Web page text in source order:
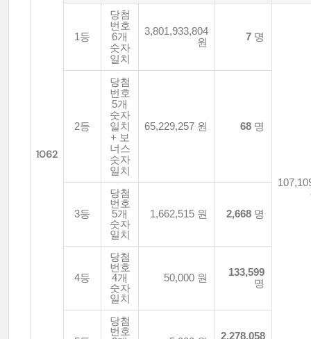
1062
1등
당첨
번호
6개
숫자
일치
3,801,933,804
원
7 명
2등
당첨
번호
5개
숫자
일치
+ 보
너스
숫자
일치
65,229,257 원 68 명
3등
당첨
번호
5개
숫자
일치
1,662,515 원 2,668 명
4등
당첨
번호
4개
숫자
일치
50,000 원
133,599
명
당첨
번호
2,278,058